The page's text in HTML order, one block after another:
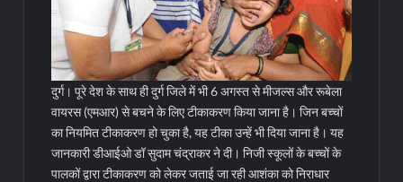
दुर्ग। पूरे देश के साथ ही दुर्ग जिले में भी 6 अगस्त से मीजल्स और रूबेला
वायरस (एमआर) से बचने के लिए टीकाकरण किया जाना है। जिन बच्चों
का नियमित टीकाकरण हो चुका है, यह टीका उन्हें भी दिया जाना है। यह
जानकारी डीआईओ डॉ सुदाम चंद्राकर ने दी। निजी स्कूलों के बच्चों के
पालकों द्वारा टीकाकरण को लेकर जताई जा रही आशंका को निराधार